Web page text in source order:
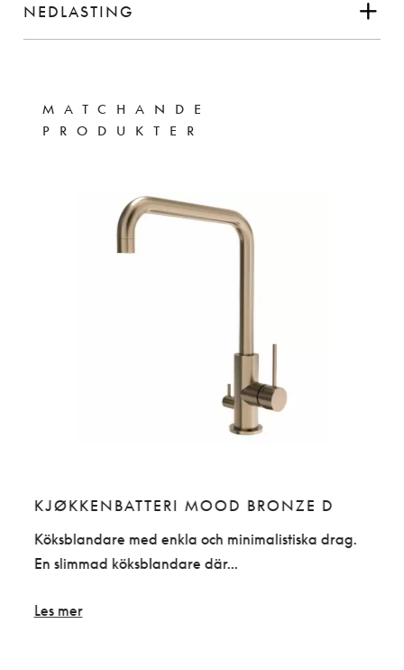
NEDLASTING
MATCHANDE
PRODUKTER
KJØKKENBATTERI MOOD BRONZE D
Köksblandare med enkla och minimalistiska drag.
En slimmad köksblandare där...
Les mer